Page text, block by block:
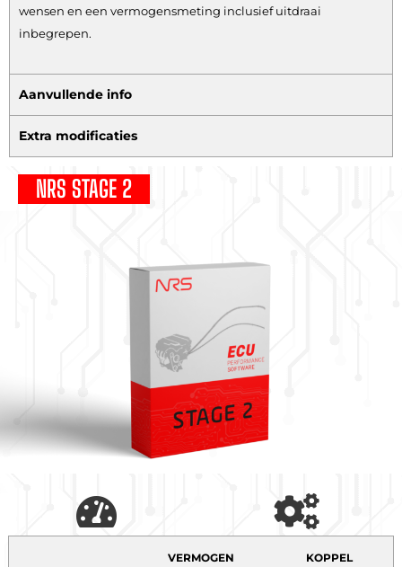
wensen en een vermogensmeting inclusief uitdraai
inbegrepen.
Aanvullende info
Extra modificaties
NRS STAGE 2
VERMOGEN KOPPEL